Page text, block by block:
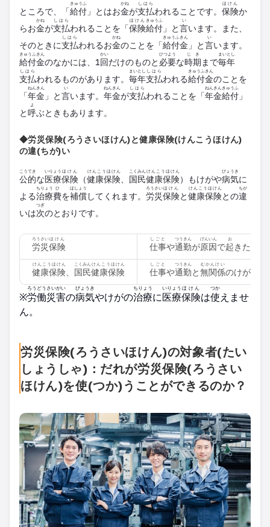
ところで、「給付
きゅうふ
」とはお金
かね
が支払
しはら
われることです。 保険
ほけん
か
らお金
かね
が支払
しはら
われることを「保険
ほけん
給付
きゅうふ
」と言
い
います。また、
そのときに支払
しはら
われるお金
かね
のことを「給付金
きゅうふきん
」と言
い
います。
給付金
きゅうふきん
のなかには、1回
かい
だけのものと 必要
ひつよう
な時期
じき
まで毎年
まいとし
支払
しはら
われるものがあります。 毎年
まいとし
支払
しはら
われる給付金
きゅうふきん
のことを
「年金
ねんきん
」と言
い
います。 年金
ねんきん
が支払
しはら
われることを「年金
ねんきん
給付
きゅうふ
」
と呼
よ
ぶときもあります。
◆労災保険(ろうさいほけん)と健康保険(けんこうほけん)
の違(ちが)い
公的
こうてき
な医療
いりょう
保険
ほけん
（健康保険
けんこうほけん
国民
こくみん
健康保険
けんこうほけん
）もけがや病気
びょうき
に
よる治療
ちりょう
費
ひ
を補償
ほしょう
してくれます。 労災
ろうさい
保険
ほけん
と健康保険
けんこうほけん
との違
ちが
いは次
つぎ
のとおりです。
労災
ろうさい
保険
ほけん
仕事
しごと
や通勤
つうきん
が原因
げんいん
で起
お
きたけが
健康保険
けんこうほけん
国民
こくみん
健康保険
けんこうほけん
仕事
しごと
や通勤
つうきん
と無関係
むかんけい
のけがや
※労働災害
ろうどうさいがい
の病気
びょうき
やけがの治療
ちりょう
に医療
いりょう
保険
ほけん
は使
つか
えませ
ん。
労災保険(ろうさいほけん)の対象者(たい
しょうしゃ)：だれが労災保険(ろうさい
ほけん)を使(つか)うことができるのか？